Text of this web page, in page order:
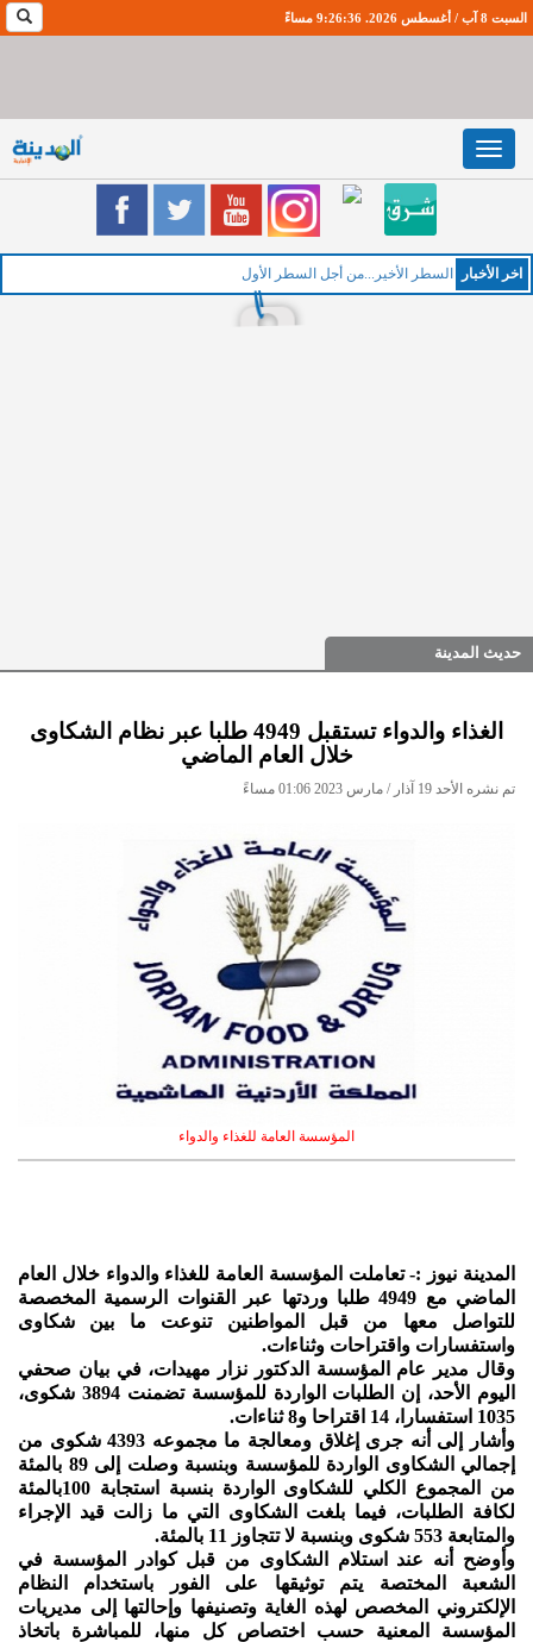
السبت 8 آب / أغسطس 2026. 9:26:37 مساءً
Toggle
navigation
اخر اﻷخبار ال
حديث المدينة
الغذاء والدواء تستقبل 4949 طلبا عبر نظام الشكاوى
خلال العام الماضي
تم نشره الأحد 19 آذار / مارس 2023 01:06 مساءً
المؤسسة العامة للغذاء والدواء
المدينة نيوز :- تعاملت المؤسسة العامة للغذاء والدواء خلال العام
الماضي مع 4949 طلبا وردتها عبر القنوات الرسمية المخصصة
للتواصل معها من قبل المواطنين تنوعت ما بين شكاوى
واستفسارات واقتراحات وثناءات.
وقال مدير عام المؤسسة الدكتور نزار مهيدات، في بيان صحفي
اليوم الأحد، إن الطلبات الواردة للمؤسسة تضمنت 3894 شكوى،
1035 استفسارا، 14 اقتراحا و8 ثناءات.
وأشار إلى أنه جرى إغلاق ومعالجة ما مجموعه 4393 شكوى من
إجمالي الشكاوى الواردة للمؤسسة وبنسبة وصلت إلى 89 بالمئة
من المجموع الكلي للشكاوى الواردة بنسبة استجابة 100بالمئة
لكافة الطلبات، فيما بلغت الشكاوى التي ما زالت قيد الإجراء
والمتابعة 553 شكوى وبنسبة لا تتجاوز 11 بالمئة.
وأوضح أنه عند استلام الشكاوى من قبل كوادر المؤسسة في
الشعبة المختصة يتم توثيقها على الفور باستخدام النظام
الإلكتروني المخصص لهذه الغاية وتصنيفها وإحالتها إلى مديريات
المؤسسة المعنية حسب اختصاص كل منها، للمباشرة باتخاذ